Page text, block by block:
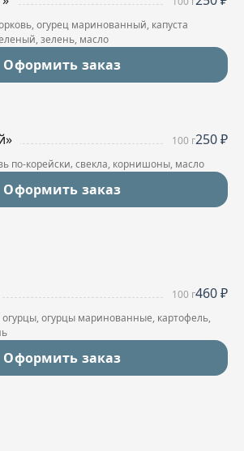
150 мл
Оформить заказ
огурец маринованный, капуста
зелень, масло
Оформить заказ
100 г250 ₽
по-корейски‚ свекла, корнишоны, масло
Оформить заказ
100 г460 ₽
огурцы маринованные, картофель,
Оформить заказ